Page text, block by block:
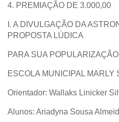
4. PREMIAÇÃO DE 3.000,00
I. A DIVULGAÇÃO DA
PROPOSTA LÚDICA
PARA SUA
ESCOLA MUNICIPAL MARLY
Orientador: Wallaks Linicker
Alunos: Ariadyna Sousa